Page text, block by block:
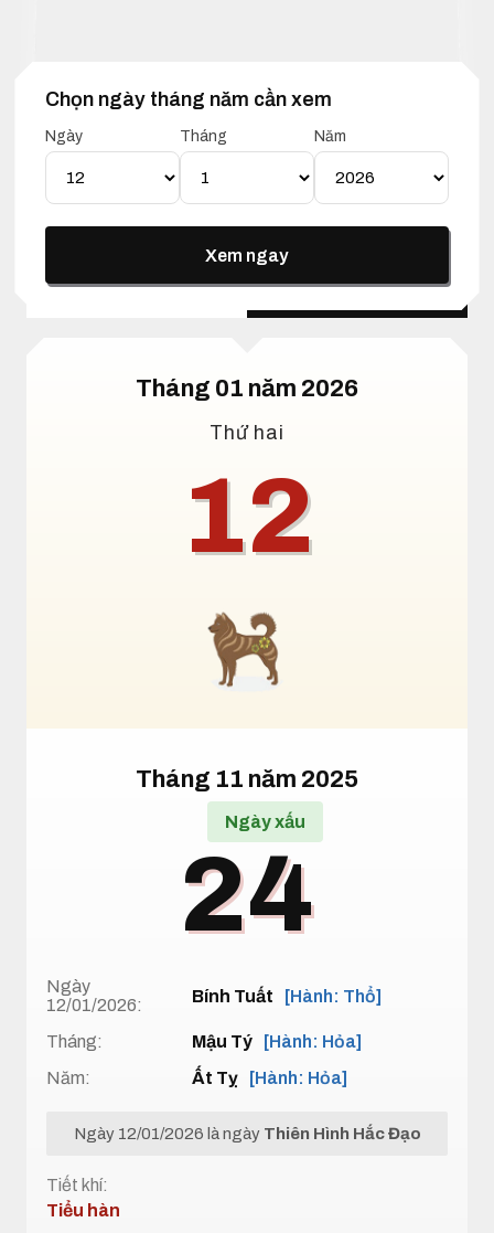
Chọn ngày tháng năm cần xem
Ngày Tháng Năm
Xem ngay
1. Xem ngày tốt xấu 12 tháng 1 năm 2026
Lịch Vạn Niên 12 Tháng 01
Năm 2026
Lịch dương Lịch âm
Tháng 01 năm 2026
Thứ hai
12
Tháng 11 năm 2025
Ngày xấu
24
Ngày
12/01/2026:
Bính Tuất [Hành: Thổ]
Tháng: Mậu Tý
[Hành: Hỏa]
Năm:
Ất Tỵ [Hành: Hỏa]
Ngày 12/01/2026 là ngày Thiên Hình Hắc Đạo
Tiết khí:
Tiểu hàn